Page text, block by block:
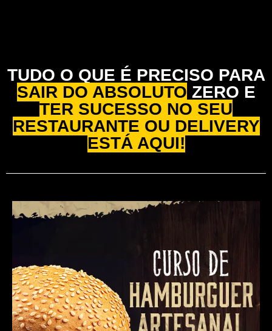
TUDO O QUE É PRECISO PARA
SAIR DO ABSOLUTO ZERO E
TER SUCESSO NO SEU
RESTAURANTE OU DELIVERY
ESTÁ AQUI!